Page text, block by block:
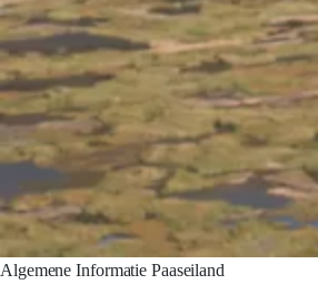
Algemene Informatie Paaseiland